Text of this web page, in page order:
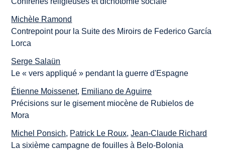
Michèle Ramond
Contrepoint pour la Suite des Miroirs de Federico García
Lorca
Serge Salaün
Le « vers appliqué » pendant la guerre d'Espagne
Étienne Moissenet, Emiliano de Aguirre
Précisions sur le gisement miocène de Rubielos de
Mora
Michel Ponsich, Patrick Le Roux,Jean-Claude Richard
La sixième campagne de fouilles à Belo-Bolonia